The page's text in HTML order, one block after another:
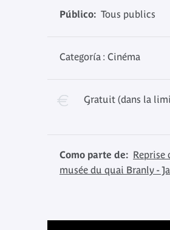
Público: Tous publics
Categoría : Cinéma
Gratuit (dans la
Como parte de: Reprise
musée du quai Branly -